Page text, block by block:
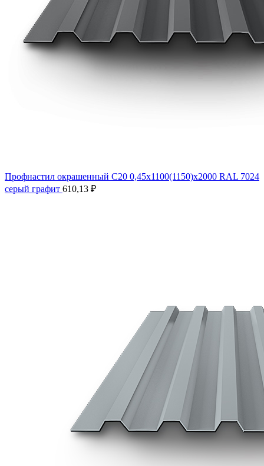
Профнастил окрашенный С20 0,45х1100(1150)х2000 RAL 7024
серый графит 610,13 ₽